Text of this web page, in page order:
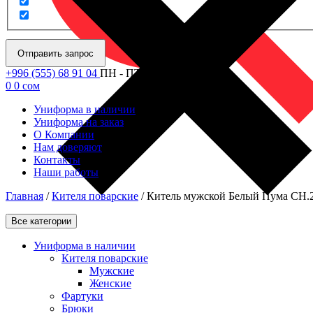
Отправить запрос
+996 (555) 68 91 04 ПН - ПТ: 09.00 - 18.00
0 0 сом
Униформа в наличии
Униформа на заказ
О Компании
Нам доверяют
Контакты
Наши работы
Главная /Кителя поварские /Китель мужской Белый Пума
Все категории
Униформа в наличии
Кителя поварские
Мужские
Женские
Фартуки
Брюки